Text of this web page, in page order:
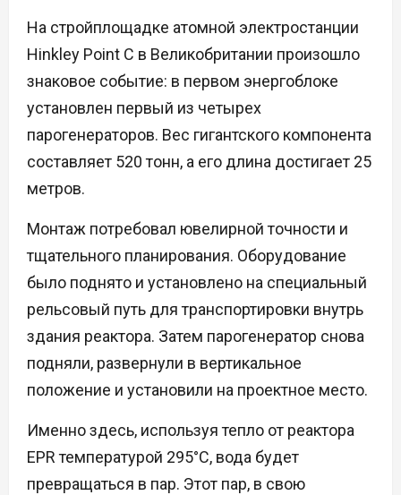
На стройплощадке атомной электростанции
Hinkley Point C в Великобритании произошло
знаковое событие: в первом энергоблоке
установлен первый из четырех
парогенераторов. Вес гигантского компонента
составляет 520 тонн, а его длина достигает 25
метров.
Монтаж потребовал ювелирной точности и
тщательного планирования. Оборудование
было поднято и установлено на специальный
рельсовый путь для транспортировки внутрь
здания реактора. Затем парогенератор снова
подняли, развернули в вертикальное
положение и установили на проектное место.
Именно здесь, используя тепло от реактора
EPR температурой 295°C, вода будет
превращаться в пар. Этот пар, в свою